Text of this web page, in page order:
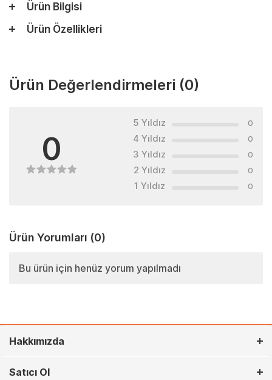
Ürün Bilgisi
Ürün Özellikleri
Ürün Değerlendirmeleri (0)
0
5 Yıldız 0
4 Yıldız 0
3 Yıldız 0
2 Yıldız 0
1 Yıldız 0
Ürün Yorumları (0)
Bu ürün için henüz yorum yapılmadı
Hakkımızda
Satıcı Ol